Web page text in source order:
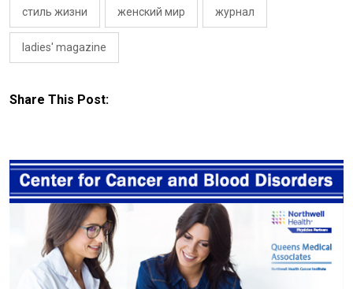
стиль жизни женский мир журнал
ladies' magazine
Share This Post: